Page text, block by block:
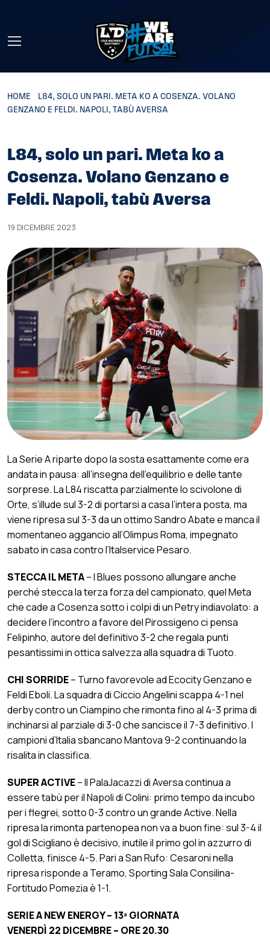
HOME
L84, SOLO UN PARI. META KO A COSENZA. VOLANO
GENZANO E FELDI. NAPOLI, TABÙ AVERSA
L84, solo un pari. Meta ko a
Cosenza. Volano Genzano e
Feldi. Napoli, tabù Aversa
19 DICEMBRE 2023
La Serie A riparte dopo la sosta esattamente come era
andata in pausa: all’insegna dell’equilibrio e delle tante
sorprese. La L84 riscatta parzialmente lo scivolone di
Orte, s’illude sul 3-2 di portarsi a casa l’intera posta, ma
viene ripresa sul 3-3 da un ottimo Sandro Abate e manca il
momentaneo aggancio all’Olimpus Roma, impegnato
sabato in casa contro l’Italservice Pesaro.
STECCA IL META– I Blues possono allungare anche
perché stecca la terza forza del campionato, quel Meta
che cade a Cosenza sotto i colpi di un Petry indiavolato: a
decidere l’incontro a favore del Pirossigeno ci pensa
Felipinho, autore del definitivo 3-2 che regala punti
pesantissimi in ottica salvezza alla squadra di Tuoto.
CHI SORRIDE– Turno favorevole ad Ecocity Genzano e
Feldi Eboli. La squadra di Ciccio Angelini scappa 4-1 nel
derby contro un Ciampino che rimonta fino al 4-3 prima di
inchinarsi al parziale di 3-0 che sancisce il 7-3 definitivo. I
campioni d’Italia sbancano Mantova 9-2 continuando la
risalita in classifica.
SUPER ACTIVE– Il PalaJacazzi di Aversa continua a
essere tabù per il Napoli di Colini: primo tempo da incubo
per i flegrei, sotto 0-3 contro un grande Active. Nella
ripresa la rimonta partenopea non va a buon fine: sul 3-4 il
gol di Scigliano è decisivo, inutile il primo gol in azzurro di
Colletta, finisce 4-5. Pari a San Rufo: Cesaroni nella
ripresa risponde a Teramo, Sporting Sala Consilina-
Fortitudo Pomezia è 1-1.
SERIE A NEW ENERGY – 13ª GIORNATA
VENERDÌ 22 DICEMBRE – ORE 20.30